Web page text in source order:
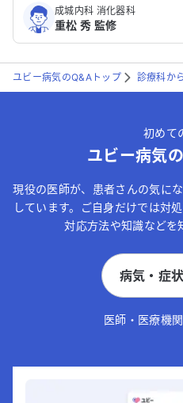
成城内科 消化器科
重松 秀 監修
ユビー病気のQ&Aトップ 診療科か
初めて
ユビー病気
現役の医師が、患者さんの気に
しています。ご自身だけでは対
対応方法や知識などを
病気・症
医師・医療機